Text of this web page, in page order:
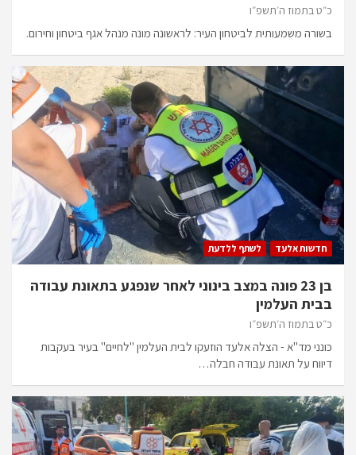
כ״ט בתמוז ה׳תשפ״ו
בשורה משמעותית לביטחון העיר: לראשונה מונה מנהל אגף ביטחון וחירום.
חדשות אלעד לשתף ללדעת
בן 23 פונה במצב בינוני לאחר שנפגע בתאונת עבודה
בבית העלמין
כ״ט בתמוז ה׳תשפ״ו
כונני מד"א - הצלה אלעד הוזעקו לבית העלמין "לחיים" בעיר בעקבות
דיווח על תאונת עבודה חבלה…